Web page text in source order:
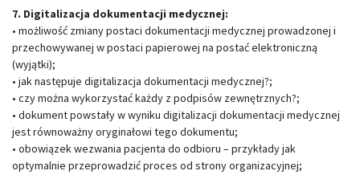
7. Digitalizacja dokumentacji medycznej:
• możliwość zmiany postaci dokumentacji medycznej prowadzonej i
przechowywanej w postaci papierowej na postać elektroniczną
(wyjątki);
• jak następuje digitalizacja dokumentacji medycznej?;
• czy można wykorzystać każdy z podpisów zewnętrznych?;
• dokument powstały w wyniku digitalizacji dokumentacji medycznej
jest równoważny oryginałowi tego dokumentu;
• obowiązek wezwania pacjenta do odbioru – przykłady jak
optymalnie przeprowadzić proces od strony organizacyjnej;